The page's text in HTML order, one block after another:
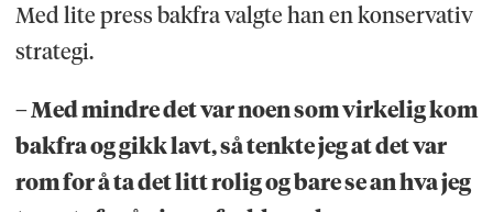
Med lite press bakfra valgte han en konservativ
strategi.
– Med mindre det var noen som virkelig kom
bakfra og gikk lavt, så tenkte jeg at det var
rom for å ta det litt rolig og bare se an hva jeg